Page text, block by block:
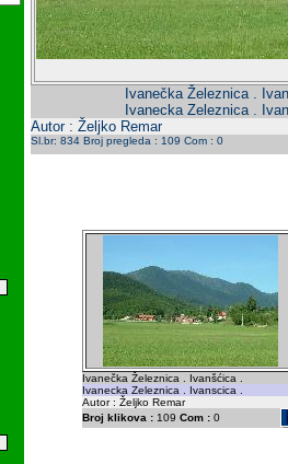
Ivanečka Železnica .
Ivanecka Zeleznica .
Autor : Željko Remar
Sl.br: 834 Broj pregleda : 109 Com : 0
Ivanečka Železnica . Ivanšćica .
Ivanecka Zeleznica . Ivanscica .
Autor : Željko Remar
Broj klikova :109 Com :0